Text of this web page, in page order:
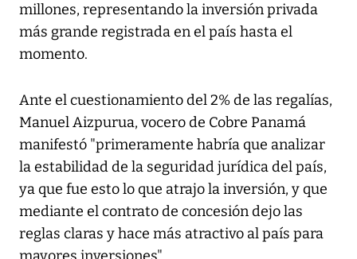
millones, representando la inversión privada
más grande registrada en el país hasta el
momento.
Ante el cuestionamiento del 2% de las regalías,
Manuel Aizpurua, vocero de Cobre Panamá
manifestó "primeramente habría que analizar
la estabilidad de la seguridad jurídica del país,
ya que fue esto lo que atrajo la inversión, y que
mediante el contrato de concesión dejo las
reglas claras y hace más atractivo al país para